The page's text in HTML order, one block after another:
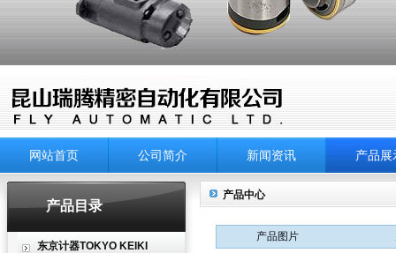
网站首页 公司简介 新闻资讯 产品展
产品目录
东京计器TOKYO KEIKI
产品中心
产品图片